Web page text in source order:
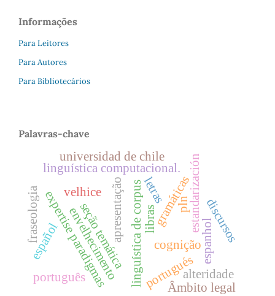
Informações
Para Leitores
Para Autores
Para Bibliotecários
Palavras-chave
linguística de corpus
linguística computacional.
letras
apresentação
seção temática cognição
expertise paradigmas estandarización
gramáticas
universidad de chile
portugués
español
português
espanhol
Âmbito legal
libras
fraseologia pln
envelhecimento
velhice
alteridade
discursos